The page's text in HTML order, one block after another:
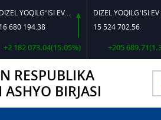
DIZEL YOQILG‘ISI EVRO L-K-4
194.38
073.04(15.05%)
DIZEL YOQILG‘ISI EVRO-L II K-4 SSDF
15 524 702.56
+205 689.71(1.34%)
RESPUBLIKA
BIRJASI